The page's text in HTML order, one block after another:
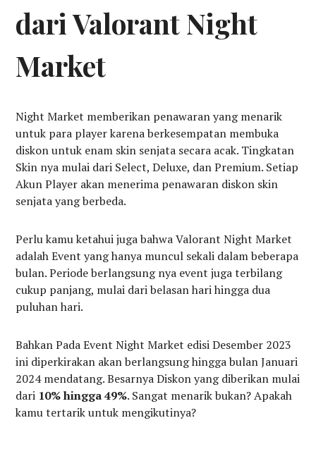
dari Valorant Night
Market
Night Market memberikan penawaran yang menarik
untuk para player karena berkesempatan membuka
diskon untuk enam skin senjata secara acak. Tingkatan
Skin nya mulai dari Select, Deluxe, dan Premium. Setiap
Akun Player akan menerima penawaran diskon skin
senjata yang berbeda.
Perlu kamu ketahui juga bahwa Valorant Night Market
adalah Event yang hanya muncul sekali dalam beberapa
bulan. Periode berlangsung nya event juga terbilang
cukup panjang, mulai dari belasan hari hingga dua
puluhan hari.
Bahkan Pada Event Night Market edisi Desember 2023
ini diperkirakan akan berlangsung hingga bulan Januari
2024 mendatang. Besarnya Diskon yang diberikan mulai
dari 10% hingga 49%. Sangat menarik bukan? Apakah
kamu tertarik untuk mengikutinya?